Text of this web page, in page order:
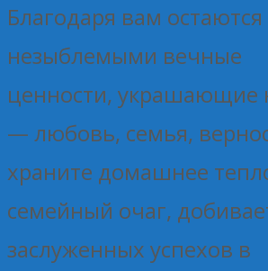
Благодаря вам остаются
незыблемыми вечные
ценности, украшающие
— любовь, семья,
храните домашнее
семейный очаг,
заслуженных успехов в